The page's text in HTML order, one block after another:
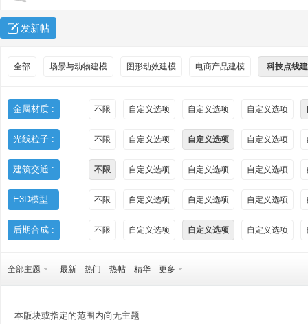
发新帖
全部 场景与动物建模 图形动效建模 电商产品建模 科技点线
金属材质 : 不限 自定义选项 自定义选项 自定义选项
光线粒子 : 不限 自定义选项 自定义选项 自定义选项
建筑交通 : 不限 自定义选项 自定义选项 自定义选项
E3D模型 : 不限 自定义选项 自定义选项 自定义选项
后期合成 : 不限 自定义选项 自定义选项 自定义选项
全部主题 最新 热门 热帖 精华 更多
本版块或指定的范围内尚无主题